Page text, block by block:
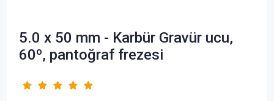
5.0 x 50 mm - Karbür Gravür ucu,
60º, pantoğraf frezesi